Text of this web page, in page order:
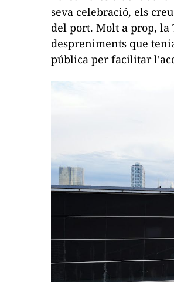
seva celebració, els
del port. Molt a prop, la
despreniments que
pública per facilitar